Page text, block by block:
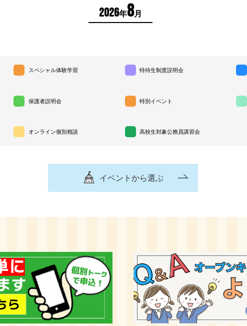
2026年8月
スペシャル体験学習 特待生制度説明会
保護者説明会 特別イベント
オンライン個別相談 高校生対象公務員講習会
イベントから選ぶ